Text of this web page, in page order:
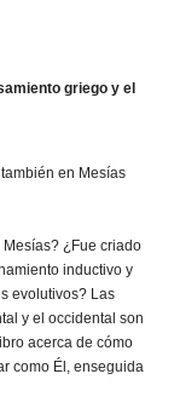
griego y el
en Mesías
¿Fue criado
inductivo y
evolutivos? Las
y el occidental son
acerca de cómo
como Él, enseguida